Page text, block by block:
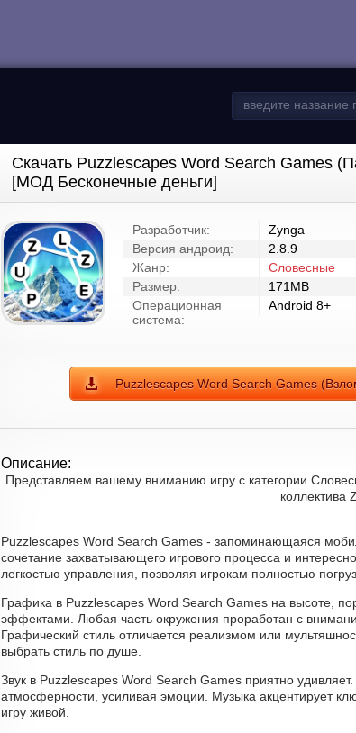
Скачать Puzzlescapes Word Search Games
[МОД Бесконечные деньги]
Разработчик:
Zynga
Версия андроид:
2.8.9
Жанр:
Словесные
Размер:
171MB
Операционная
система:
Android 8+
Puzzlescapes Word Search Games
Описание:
Представляем вашему вниманию игру с категории
коллектива
Puzzlescapes Word Search Games - запоминающаяся
сочетание захватывающего игрового процесса и
легкостью управления, позволяя игрокам полностью
Графика в Puzzlescapes Word Search Games на высоте,
эффектами. Любая часть окружения проработан с
Графический стиль отличается реализмом или
выбрать стиль по душе.
Звук в Puzzlescapes Word Search Games приятно
атмосферности, усиливая эмоции. Музыка акцентирует
игру живой.